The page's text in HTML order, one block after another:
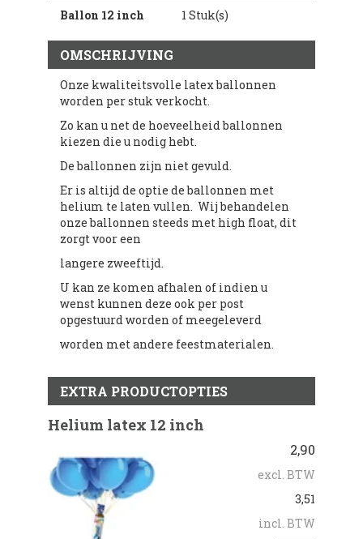
Ballon 12 inch 1 Stuk(s)
OMSCHRIJVING
Onze kwaliteitsvolle latex ballonnen
worden per stuk verkocht.
Zo kan u net de hoeveelheid ballonnen
kiezen die u nodig hebt.
De ballonnen zijn niet gevuld.
Er is altijd de optie de ballonnen met
helium te laten vullen. Wij behandelen
onze ballonnen steeds met high float, dit
zorgt voor een
langere zweeftijd.
U kan ze komen afhalen of indien u
wenst kunnen deze ook per post
opgestuurd worden of meegeleverd
worden met andere feestmaterialen.
EXTRA PRODUCTOPTIES
Helium latex 12 inch
2,90
excl. BTW
3,51
incl. BTW